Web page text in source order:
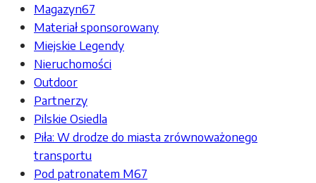
Magazyn67
Materiał sponsorowany
Miejskie Legendy
Nieruchomości
Outdoor
Partnerzy
Pilskie Osiedla
Piła: W drodze do miasta zrównoważonego
transportu
Pod patronatem M67